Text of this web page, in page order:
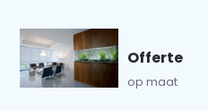
Offerte
op maat